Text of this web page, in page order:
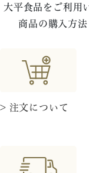
大平食品をご利用
商品の購入方
> 注文について